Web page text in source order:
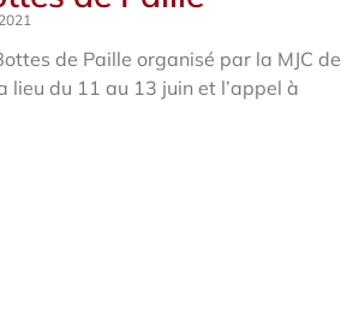
de Paille organisé par la MJC de
lieu du 11 au 13 juin et l’appel à